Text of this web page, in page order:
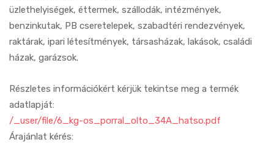
üzlethelyiségek, éttermek, szállodák, intézmények,
benzinkutak, PB cseretelepek, szabadtéri rendezvények,
raktárak, ipari létesítmények, társasházak, lakások, családi
házak, garázsok.
Részletes információkért kérjük tekintse meg a termék
adatlapját:
/_user/file/6_kg-os_porral_olto_34A_hatso.pdf
Árajánlat kérés: